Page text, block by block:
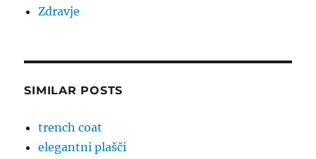
Zdravje
SIMILAR POSTS
trench coat
elegantni plašči